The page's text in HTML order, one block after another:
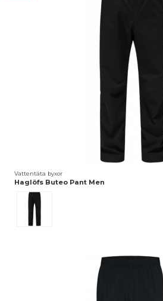
Vattentäta byxor
Haglöfs Buteo Pant Men
True Black